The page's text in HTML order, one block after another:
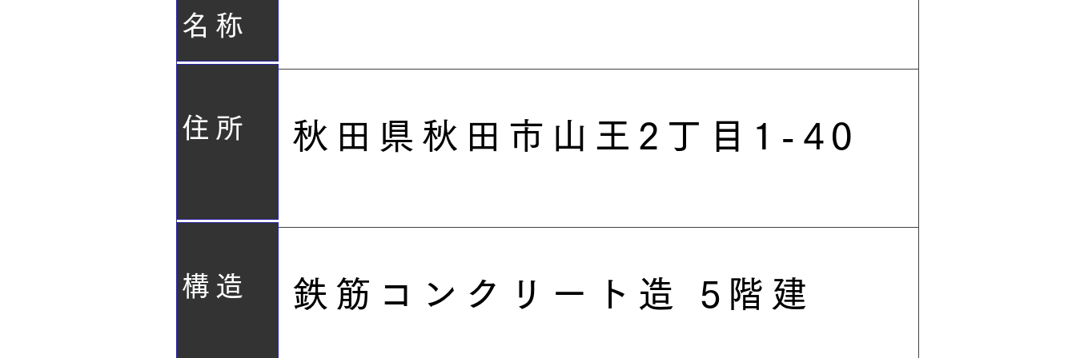
名称
住所 秋田県秋田市山王2丁目1-40
構造 鉄筋コンクリート造 5階建